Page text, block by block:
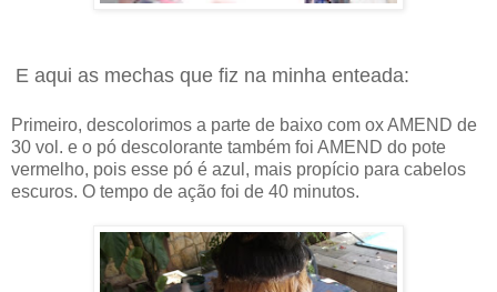
E aqui as mechas que fiz na minha enteada:
Primeiro, descolorimos a parte de baixo com ox AMEND de
30 vol. e o pó descolorante também foi AMEND do pote
vermelho, pois esse pó é azul, mais propício para cabelos
escuros. O tempo de ação foi de 40 minutos.